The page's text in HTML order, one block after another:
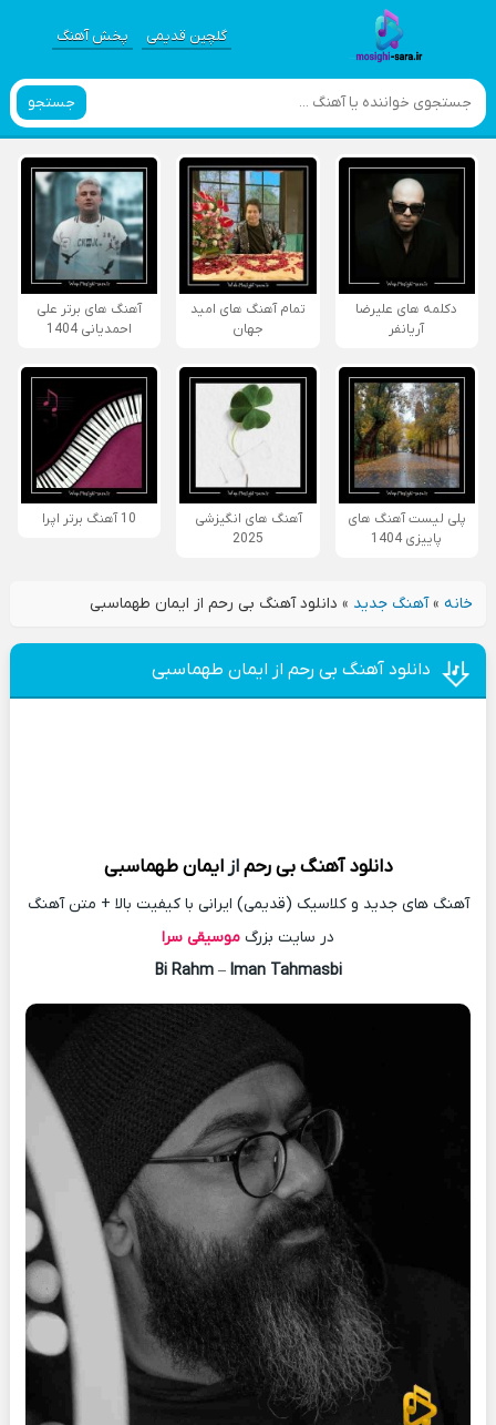
گلچین قدیمی پخش آهنگ
جستجو
دکلمه های علیرضا
آریانفر
تمام آهنگ های امید
جهان
آهنگ های برتر علی
احمدیانی 1404
پلی لیست آهنگ های
پاییزی 1404
آهنگ های انگیزشی
2025
10 آهنگ برتر اپرا
خانه»آهنگ جدید » دانلود آهنگ بی رحم از ایمان طهماسبی
دانلود آهنگ بی رحم از ایمان طهماسبی
دانلود آهنگ بی رحم ازایمان طهماسبی
آهنگ های جدید و کلاسیک (قدیمی) ایرانی با کیفیت بالا + متن آهنگ
در سایت بزرگ موسیقی سرا
Bi Rahm– Iman Tahmasbi